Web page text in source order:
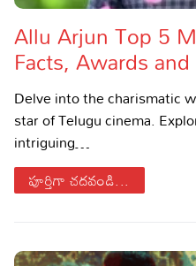
Allu Arjun Top 5
Facts, Awards
Delve into the charismatic
star of Telugu cinema.
intriguing…
పూర్తిగా చదవండి...